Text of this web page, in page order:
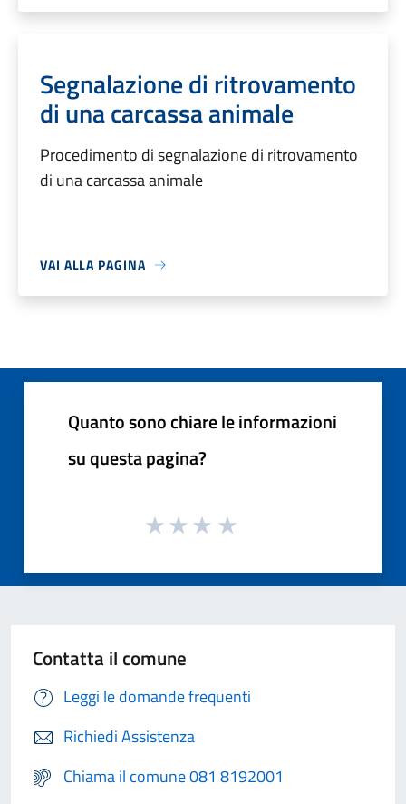
Segnalazione di ritrovamento
di una carcassa animale
Procedimento di segnalazione di ritrovamento
di una carcassa animale
VAI ALLA PAGINA
Quanto sono chiare le informazioni
su questa pagina?
Contatta il comune
Leggi le domande frequenti
Richiedi Assistenza
Chiama il comune 081 8192001